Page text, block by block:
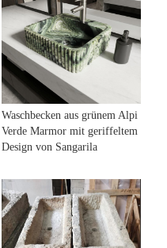
Waschbecken aus grünem Alpi
Verde Marmor mit geriffeltem
Design von Sangarila